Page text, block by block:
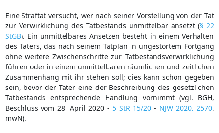
Eine Straftat versucht, wer nach seiner Vorstellung von der Tat
zur Verwirklichung des Tatbestands unmittelbar ansetzt (§ 22
StGB). Ein unmittelbares Ansetzen besteht in einem Verhalten
des Täters, das nach seinem Tatplan in ungestörtem Fortgang
ohne weitere Zwischenschritte zur Tatbestandsverwirklichung
führen oder in einem unmittelbaren räumlichen und zeitlichen
Zusammenhang mit ihr stehen soll; dies kann schon gegeben
sein, bevor der Täter eine der Beschreibung des gesetzlichen
Tatbestands entsprechende Handlung vornimmt (vgl. BGH,
Beschluss vom 28. April 2020 - 5 StR 15/20- NJW 2020, 2570,
mwN).